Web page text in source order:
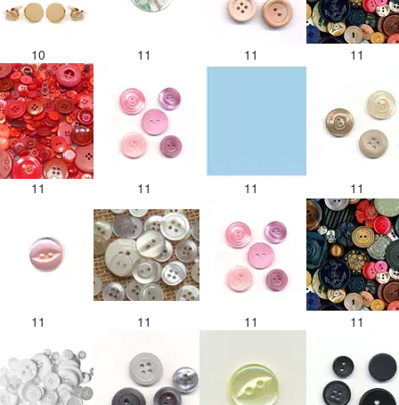
10 11 11 11
11 11 11 11
11 11 11 11